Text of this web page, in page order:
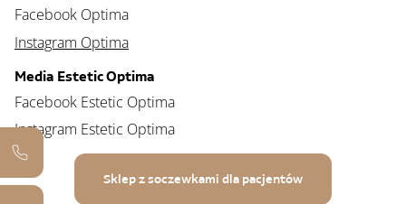
Facebook Optima
Instagram Optima
Media Estetic Optima
Facebook Estetic Optima
Instagram Estetic Optima
Sklep z soczewkami dla pacjentów